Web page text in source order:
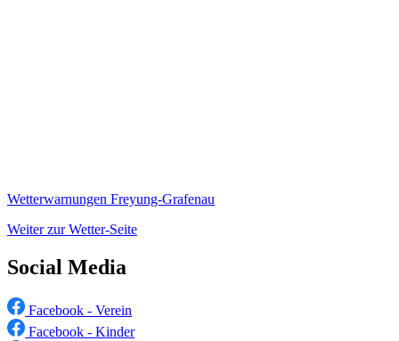
Wetterwarnungen Freyung-Grafenau
Weiter zur Wetter-Seite
Social Media
Facebook - Verein
Facebook - Kinder